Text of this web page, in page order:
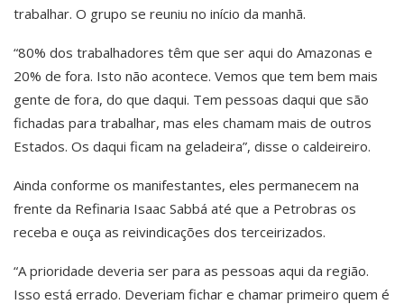
trabalhar. O grupo se reuniu no início da manhã.
“80% dos trabalhadores têm que ser aqui do Amazonas e
20% de fora. Isto não acontece. Vemos que tem bem mais
gente de fora, do que daqui. Tem pessoas daqui que são
fichadas para trabalhar, mas eles chamam mais de outros
Estados. Os daqui ficam na geladeira”, disse o caldeireiro.
Ainda conforme os manifestantes, eles permanecem na
frente da Refinaria Isaac Sabbá até que a Petrobras os
receba e ouça as reivindicações dos terceirizados.
“A prioridade deveria ser para as pessoas aqui da região.
Isso está errado. Deveriam fichar e chamar primeiro quem é